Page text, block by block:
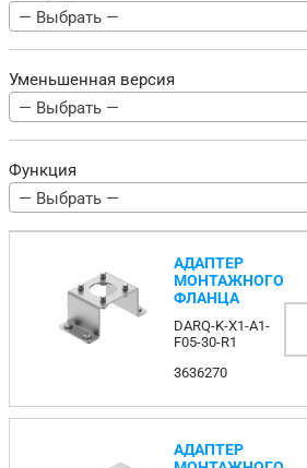
— Выбрать —
Уменьшенная версия
— Выбрать —
Функция
— Выбрать —
АДАПТЕР
МОНТАЖНОГО
ФЛАНЦА
DARQ-K-X1-A1-
F05-30-R1
3636270
АДАПТЕР